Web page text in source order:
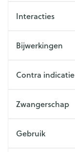
Interacties
Bijwerkingen
Contra indicatie
Zwangerschap
Gebruik